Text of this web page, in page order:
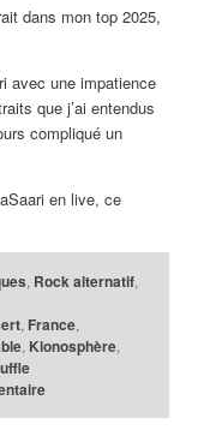
dans mon top 2025,
avec une impatience
que j’ai entendus
compliqué un
en live, ce
, Rock alternatif,
, France,
, Klonosphère,